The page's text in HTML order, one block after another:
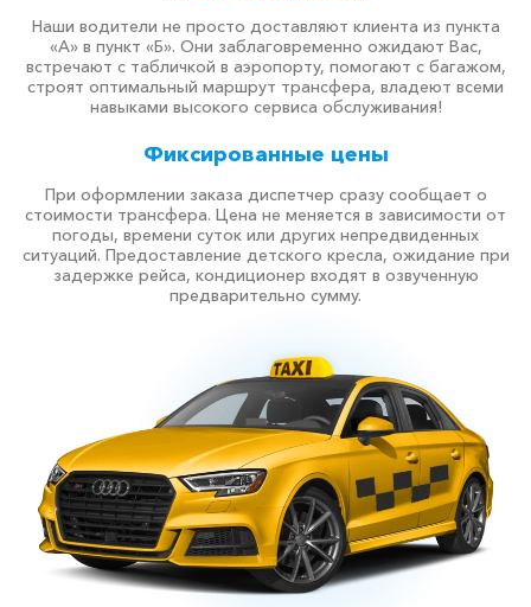
Наши водители не просто доставляют клиента из пункта
«А» в пункт «Б». Они заблаговременно ожидают Вас,
встречают с табличкой в аэропорту, помогают с багажом,
строят оптимальный маршрут трансфера, владеют всеми
навыками высокого сервиса обслуживания!
Фиксированные цены
При оформлении заказа диспетчер сразу сообщает о
стоимости трансфера. Цена не меняется в зависимости от
погоды, времени суток или других непредвиденных
ситуаций. Предоставление детского кресла, ожидание при
задержке рейса, кондиционер входят в озвученную
предварительно сумму.